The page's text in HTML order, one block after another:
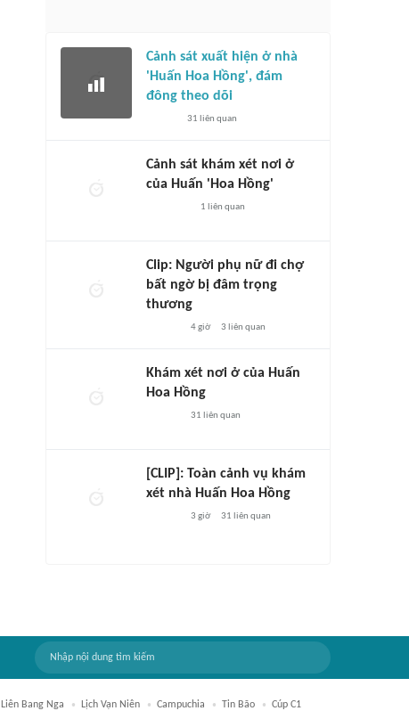
Cảnh sát xuất hiện ở nhà
'Huấn Hoa Hồng', đám
đông theo dõi
31 liên quan
Cảnh sát khám xét nơi ở
của Huấn 'Hoa Hồng'
1 liên quan
Clip: Người phụ nữ đi chợ
bất ngờ bị đâm trọng
thương
4 giờ 3 liên quan
Khám xét nơi ở của Huấn
Hoa Hồng
31 liên quan
[CLIP]: Toàn cảnh vụ khám
xét nhà Huấn Hoa Hồng
3 giờ 31 liên quan
Liên Bang Nga Lịch Vạn Niên Campuchia Tin Bão Cúp C1